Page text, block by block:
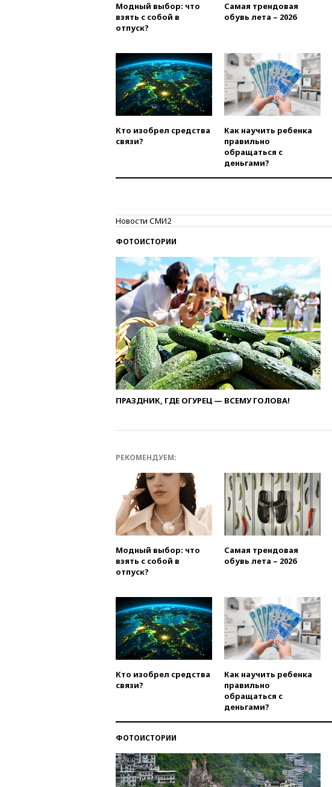
Модный выбор: что
взять с собой в
отпуск?
Самая трендовая
обувь лета – 2026
Кто изобрел средства
связи?
Как научить ребенка
правильно
обращаться с
деньгами?
Новости СМИ2
ФОТОИСТОРИИ
ПРАЗДНИК, ГДЕ ОГУРЕЦ — ВСЕМУ ГОЛОВА!
РЕКОМЕНДУЕМ:
Модный выбор: что
взять с собой в
отпуск?
Самая трендовая
обувь лета – 2026
Кто изобрел средства
связи?
Как научить ребенка
правильно
обращаться с
деньгами?
ФОТОИСТОРИИ